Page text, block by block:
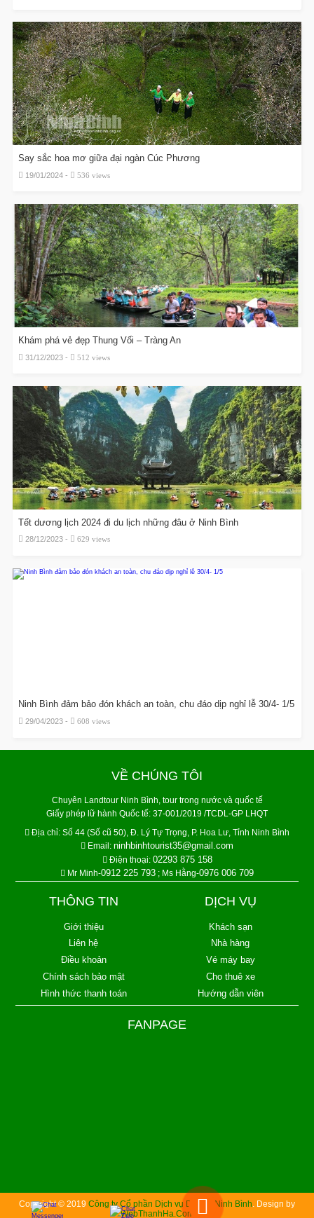
Say sắc hoa mơ giữa đại ngàn Cúc Phương
19/01/2024 - 536 views
Khám phá vẻ đẹp Thung Vối – Tràng An
31/12/2023 - 512 views
Tết dương lịch 2024 đi du lịch những đâu ở Ninh Bình
28/12/2023 - 629 views
Ninh Bình đảm bảo đón khách an toàn, chu đáo dịp nghỉ lễ 30/4- 1/5
29/04/2023 - 608 views
VỀ CHÚNG TÔI
Chuyên Landtour Ninh Bình, tour trong nước và quốc tế
Giấy phép lữ hành Quốc tế: 37-001/2019 /TCDL-GP LHQT
Địa chỉ: Số 44 (Số cũ 50), Đ. Lý Tự Trọng, P. Hoa Lư, Tỉnh Ninh Bình
Email: ninhbinhtourist35@gmail.com
Điện thoại: 02293 875 158
Mr Minh-0912 225 793 ; Ms Hằng-0976 006 709
THÔNG TIN
Giới thiệu
Liên hệ
Điều khoản
Chính sách bảo mật
Hình thức thanh toán
DỊCH VỤ
Khách sạn
Nhà hàng
Vé máy bay
Cho thuê xe
Hướng dẫn viên
FANPAGE
Copyright © 2019 Công ty Cổ phần Dịch vụ Du lịch Ninh Bình . Design by
WebThanhHa.Com